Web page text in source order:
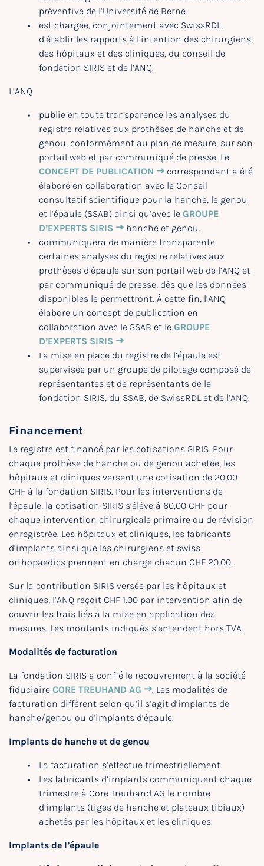
préventive de l’Université de Berne.
est chargée, conjointement avec SwissRDL,
d’établir les rapports à l’intention des chirurgiens,
des hôpitaux et des cliniques, du conseil de
fondation SIRIS et de l’ANQ.
L’ANQ
publie en toute transparence les analyses du
registre relatives aux prothèses de hanche et de
genou, conformément au plan de mesure, sur son
portail web et par communiqué de presse. Le
CONCEPT DE PUBLICATION
correspondant a été
élaboré en collaboration avec le Conseil
consultatif scientifique pour la hanche, le genou
et l’épaule (SSAB) ainsi qu’avec leGROUPE
D’EXPERTS SIRIS
hanche et genou.
communiquera de manière transparente
certaines analyses du registre relatives aux
prothèses d’épaule sur son portail web de l’ANQ et
par communiqué de presse, dès que les données
disponibles le permettront. À cette fin, l’ANQ
élabore un concept de publication en
collaboration avec le SSAB et leGROUPE
D’EXPERTS SIRIS
La mise en place du registre de l’épaule est
supervisée par un groupe de pilotage composé de
représentantes et de représentants de la
fondation SIRIS, du SSAB, de SwissRDL et de l’ANQ.
Financement
Le registre est financé par les cotisations SIRIS. Pour
chaque prothèse de hanche ou de genou achetée, les
hôpitaux et cliniques versent une cotisation de 20,00
CHF à la fondation SIRIS. Pour les interventions de
l’épaule, la cotisation SIRIS s’élève à 60,00 CHF pour
chaque intervention chirurgicale primaire ou de révision
enregistrée. Les hôpitaux et cliniques, les fabricants
d’implants ainsi que les chirurgiens et swiss
orthopaedics prennent en charge chacun CHF 20.00.
Sur la contribution SIRIS versée par les hôpitaux et
cliniques, l’ANQ reçoit CHF 1.00 par intervention afin de
couvrir les frais liés à la mise en application des
mesures. Les montants indiqués s’entendent hors TVA.
Modalités de facturation
La fondation SIRIS a confié le recouvrement à la société
fiduciaire CORE TREUHAND AG
. Les modalités de
facturation diffèrent selon qu’il s’agit d’implants de
hanche/genou ou d’implants d’épaule.
Implants de hanche et de genou
La facturation s’effectue trimestriellement.
Les fabricants d’implants communiquent chaque
trimestre à Core Treuhand AG le nombre
d’implants (tiges de hanche et plateaux tibiaux)
achetés par les hôpitaux et les cliniques.
Implants de l’épaule